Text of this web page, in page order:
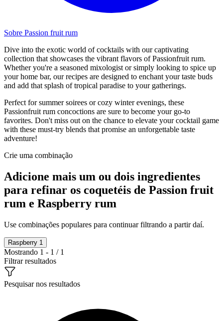
Sobre Passion fruit rum
Dive into the exotic world of cocktails with our captivating
collection that showcases the vibrant flavors of Passionfruit rum.
Whether you're a seasoned mixologist or simply looking to spice up
your home bar, our recipes are designed to enchant your taste buds
and add that splash of tropical paradise to your gatherings.
Perfect for summer soirees or cozy winter evenings, these
Passionfruit rum concoctions are sure to become your go-to
favorites. Don't miss out on the chance to elevate your cocktail game
with these must-try blends that promise an unforgettable taste
adventure!
Crie uma combinação
Adicione mais um ou dois ingredientes
para refinar os coquetéis de Passion fruit
rum e Raspberry rum
Use combinações populares para continuar filtrando a partir daí.
Raspberry 1
Mostrando 1 - 1 / 1
Filtrar resultados
Pesquisar nos resultados